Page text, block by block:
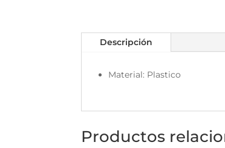
Descripción
Material: Plastico
Productos